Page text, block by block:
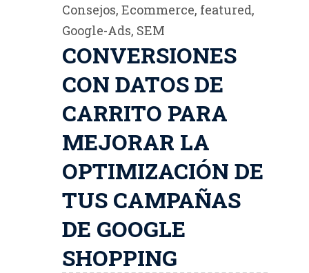
Consejos, Ecommerce, featured,
Google-Ads, SEM
CONVERSIONES
CON DATOS DE
CARRITO PARA
MEJORAR LA
OPTIMIZACIÓN DE
TUS CAMPAÑAS
DE GOOGLE
SHOPPING